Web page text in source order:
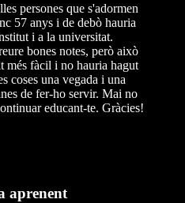
persones que s'adormen
57 anys i de debò hauria
i a la universitat.
bones notes, però això
més fàcil i no hauria hagut
coses una vegada i una
de fer-ho servir. Mai no
educant-te. Gràcies!
aprenent